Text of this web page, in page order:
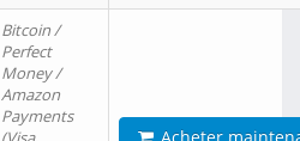
Bitcoin /
Perfect
Money /
Amazon
Payments